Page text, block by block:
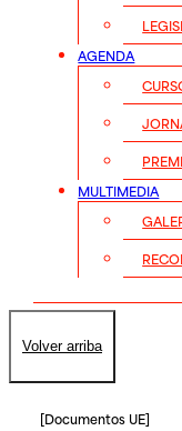
AGENDA
MULTIMEDIA
Volver arriba
[Documentos UE]